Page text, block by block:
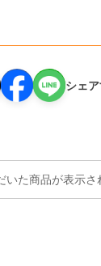
シェ
た商品が表示さ